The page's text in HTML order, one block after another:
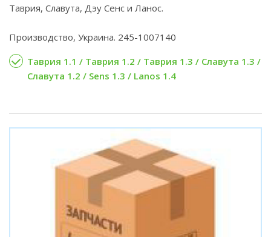
Таврия, Славута, Дэу Сенс и Ланос.
Производство, Украина. 245-1007140
Таврия 1.1 / Таврия 1.2 / Таврия 1.3 / Славута 1.3 /
Славута 1.2 / Sens 1.3 / Lanos 1.4